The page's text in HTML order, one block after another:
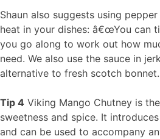
Shaun also suggests using
heat in your dishes: â€œYou can
you go along to work out how
need. We also use the sauce in
alternative to fresh scotch bonnet.
Tip 4 Viking Mango Chutney is
sweetness and spice. It
and can be used to accompany